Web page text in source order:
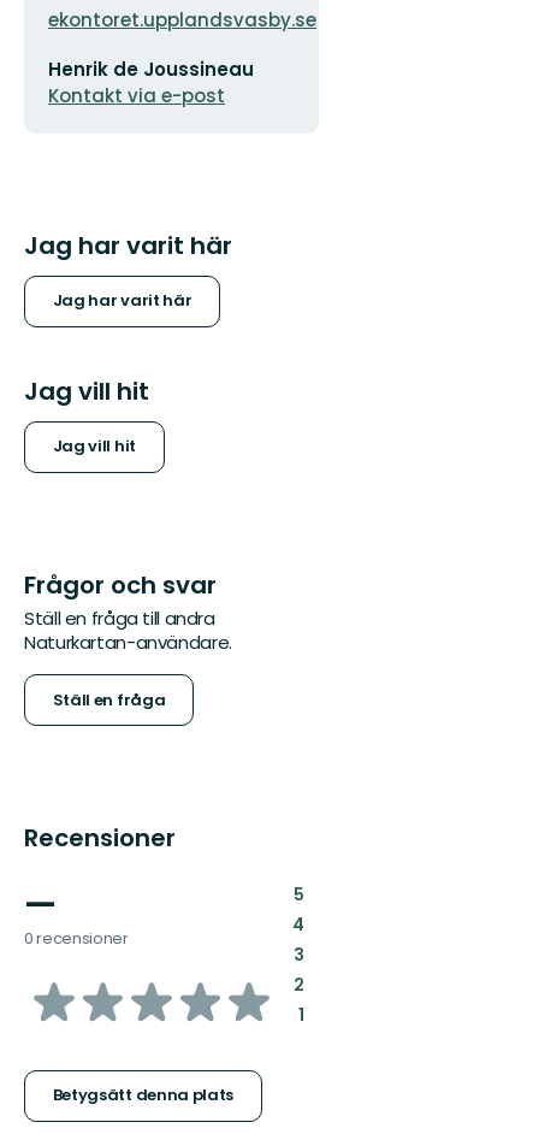
ekontoret.upplandsvasby.se
postadress
Henrik de Joussineau
Kontakt via e-post
Jag har varit här
Jag har varit här
Jag vill hit
Jag vill hit
Frågor och svar
Ställ en fråga till andra
Naturkartan-användare.
Ställ en fråga
Recensioner
—
0 recensioner
av
stjärnor
Betygsätt denna plats
5:
4:
3:
2:
1: